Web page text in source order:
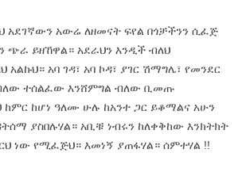
አደገኛውን አውሬ ለዘመናት ፍየል በጎቻችንን ሲፈጅ
ጭራ ይዘኸዋል። አደራህን እንዲች ብለህ
አባ ገዳ፣ አባ ኮዳ፣ ያገር ሽማግሌ፣ የመንደር
ተሰልፈው እንሸምግል ብለው ቢመጡ
ከሆነ ዓለሙ ሁሉ ከአንተ ጋር ይቆማልና አሁን
ያስበሉሃል። አቢቹ ነብሩን ከለቀቅከው እንክትክት
ነው የሚፈጅህ። እመነኝ ያጠፋሃል። ሰምተሃል !!